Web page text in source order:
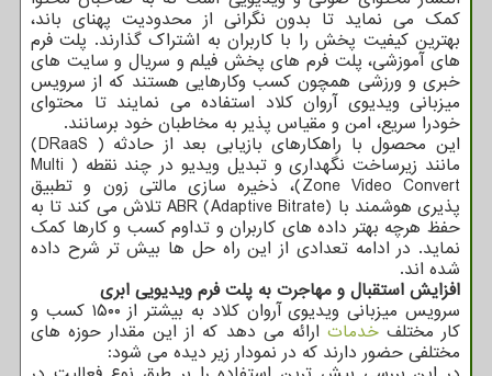
کمک می نماید تا بدون نگرانی از محدودیت پهنای باند،
بهترین کیفیت پخش را با کاربران به اشتراک گذارند. پلت فرم
های آموزشی، پلت فرم های پخش فیلم و سریال و سایت های
خبری و ورزشی همچون کسب وکارهایی هستند که از سرویس
میزبانی ویدیوی آروان کلاد استفاده می نمایند تا محتوای
خودرا سریع، امن و مقیاس پذیر به مخاطبان خود برسانند.
این محصول با راهکارهای بازیابی بعد از حادثه ( DRaaS)
مانند زیرساخت نگهداری و تبدیل ویدیو در چند نقطه ( Multi
Zone Video Convert)، ذخیره سازی مالتی زون و تطبیق
پذیری هوشمند با ABR (Adaptive Bitrate) تلاش می کند تا به
حفظ هرچه بهتر داده های کاربران و تداوم کسب و کارها کمک
نماید. در ادامه تعدادی از این راه حل ها بیش تر شرح داده
شده اند.
افزایش استقبال و مهاجرت به پلت فرم ویدیویی ابری
سرویس میزبانی ویدیوی آروان کلاد به بیشتر از ۱۵۰۰ کسب و
کار مختلفخدمات ارائه می دهد که از این مقدار حوزه های
مختلفی حضور دارند که در نمودار زیر دیده می شود: